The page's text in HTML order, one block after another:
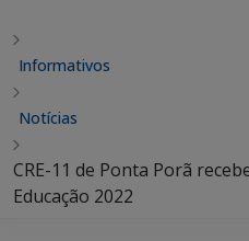
Informativos
Notícias
CRE-11 de Ponta Porã
Educação 2022